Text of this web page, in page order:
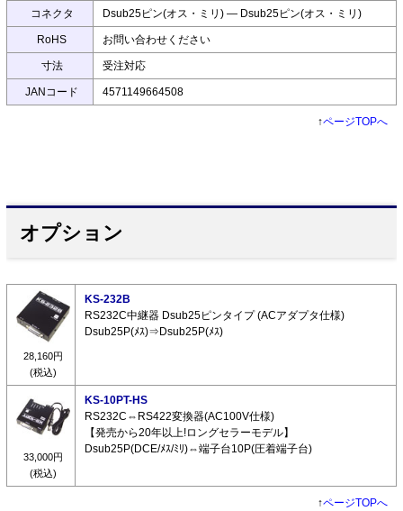
コネクタ Dsub25ピン(オス・ミリ) ― Dsub25ピン(オス・ミリ)
RoHS お問い合わせください
寸法 受注対応
JANコード 4571149664508
↑ページTOPへ
オプション
28,160円
(税込)
KS-232B
RS232C中継器 Dsub25ピンタイプ (ACアダプタ仕様)
Dsub25P(ﾒｽ)⇒Dsub25P(ﾒｽ)
33,000円
(税込)
KS-10PT-HS
RS232C⇔RS422変換器(AC100V仕様)
【発売から20年以上!ロングセラーモデル】
Dsub25P(DCE/ﾒｽ/ﾐﾘ)⇔端子台10P(圧着端子台)
↑ページTOPへ